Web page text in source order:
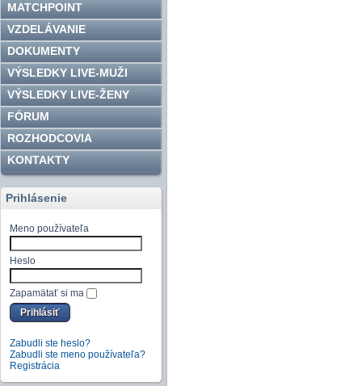
MATCHPOINT
VZDELÁVANIE
DOKUMENTY
VÝSLEDKY LIVE-MUŽI
VÝSLEDKY LIVE-ŽENY
FÓRUM
ROZHODCOVIA
KONTAKTY
Prihlásenie
Meno používateľa
Heslo
Zapamätať si ma
Zabudli ste heslo?
Zabudli ste meno používateľa?
Registrácia